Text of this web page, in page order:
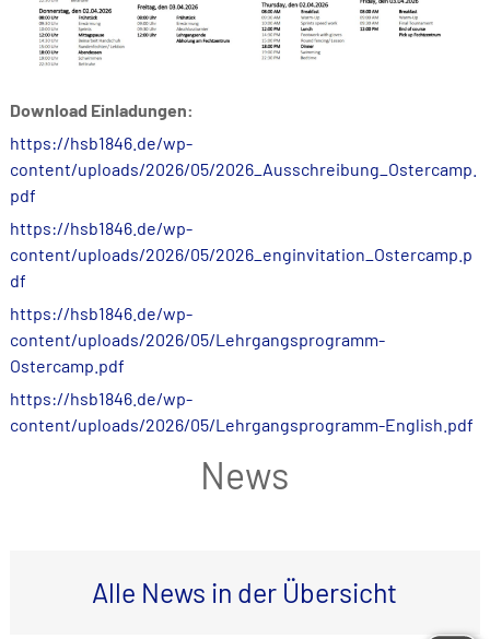
Download Einladungen:
https://hsb1846.de/wp-
content/uploads/2026/05/2026_Ausschreibung_Ostercamp.
pdf
https://hsb1846.de/wp-
content/uploads/2026/05/2026_enginvitation_Ostercamp.p
df
https://hsb1846.de/wp-
content/uploads/2026/05/Lehrgangsprogramm-
Ostercamp.pdf
https://hsb1846.de/wp-
content/uploads/2026/05/Lehrgangsprogramm-English.pdf
News
Alle News in der Übersicht